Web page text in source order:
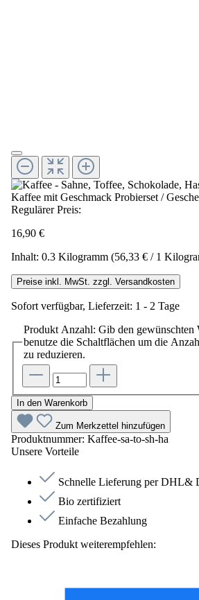
Regulärer Preis:
16,90 €
Inhalt: 0.3 Kilogramm (56,33 € / 1
Preise inkl. MwSt. zzgl. Versandkosten
Sofort verfügbar, Lieferzeit: 1 - 2 Tage
Produkt Anzahl: Gib den gewünschten
benutze die Schaltflächen um die
zu reduzieren.
In den Warenkorb
Zum Merkzettel hinzufügen
Produktnummer: Kaffee-sa-to-sh-ha
Unsere Vorteile
Schnelle Lieferung per DHL&
Bio zertifiziert
Einfache Bezahlung
Dieses Produkt weiterempfehlen: